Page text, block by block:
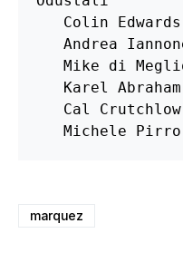
Colin
Andrea
Mike di
Karel
Cal
marquez